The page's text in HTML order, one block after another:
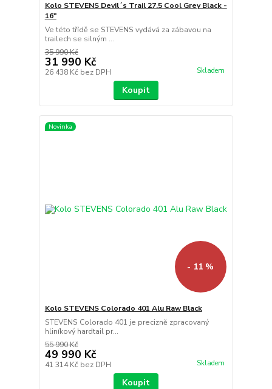
Kolo STEVENS Devil´s Trail 27.5 Cool Grey Black -
16"
Ve této třídě se STEVENS vydává za zábavou na
trailech se silným ...
35 990 Kč
31 990 Kč
26 438 Kč bez DPH Skladem
Koupit
Novinka
- 11 %
Kolo STEVENS Colorado 401 Alu Raw Black
STEVENS Colorado 401 je precizně zpracovaný
hliníkový hardtail pr...
55 990 Kč
49 990 Kč
41 314 Kč bez DPH Skladem
Koupit